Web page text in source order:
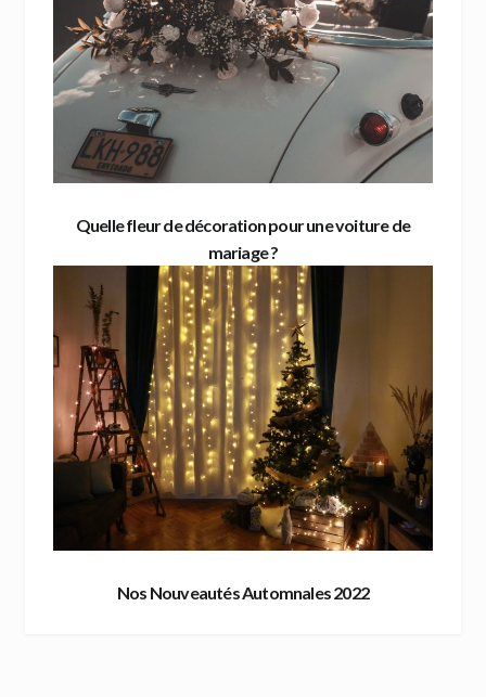
Quelle fleur de décoration pour une voiture de
mariage ?
Nos Nouveautés Automnales 2022